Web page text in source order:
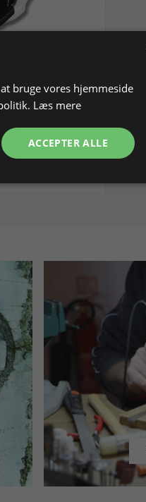
bruge vores hjemmeside
Læs mere
ACCEPTER ALLE